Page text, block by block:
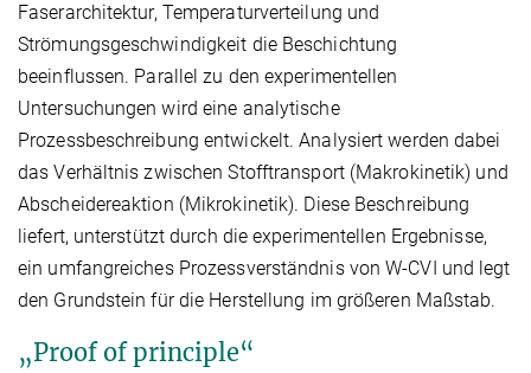
Faserarchitektur, Temperaturverteilung und
Strömungsgeschwindigkeit die Beschichtung
beeinflussen. Parallel zu den experimentellen
Untersuchungen wird eine analytische
Prozessbeschreibung entwickelt. Analysiert werden dabei
das Verhältnis zwischen Stofftransport (Makrokinetik) und
Abscheidereaktion (Mikrokinetik). Diese Beschreibung
liefert, unterstützt durch die experimentellen Ergebnisse,
ein umfangreiches Prozessverständnis von W-CVI und legt
den Grundstein für die Herstellung im größeren Maßstab.
„Proof of principle“